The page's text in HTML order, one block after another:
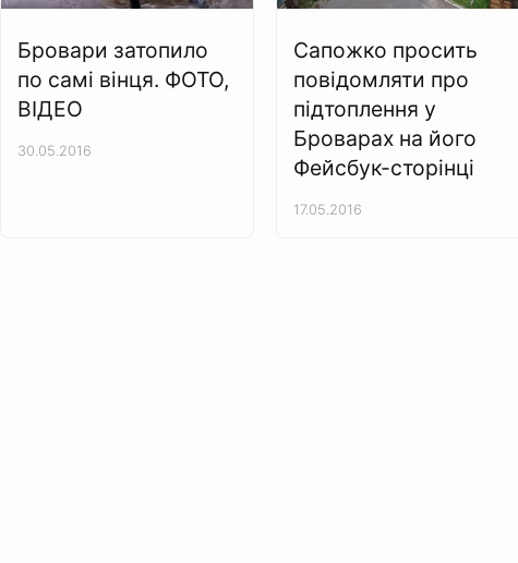
Бровари затопило
по самі вінця. ФОТО,
ВІДЕО
30.05.2016
Сапожко просить
повідомляти про
підтоплення у
Броварах на його
Фейсбук-сторінці
17.05.2016